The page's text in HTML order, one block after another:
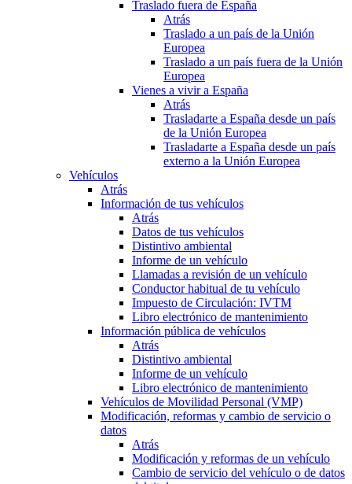
Traslado fuera de España
Atrás
Traslado a un país de la Unión
Europea
Traslado a un país fuera de la Unión
Europea
Vienes a vivir a España
Atrás
Trasladarte a España desde un país
de la Unión Europea
Trasladarte a España desde un país
externo a la Unión Europea
Vehículos
Atrás
Información de tus vehículos
Atrás
Datos de tus vehículos
Distintivo ambiental
Informe de un vehículo
Llamadas a revisión de un vehículo
Conductor habitual de tu vehículo
Impuesto de Circulación: IVTM
Libro electrónico de mantenimiento
Información pública de vehículos
Atrás
Distintivo ambiental
Informe de un vehículo
Libro electrónico de mantenimiento
Vehículos de Movilidad Personal (VMP)
Modificación, reformas y cambio de servicio o
datos
Atrás
Modificación y reformas de un vehículo
Cambio de servicio del vehículo o de datos